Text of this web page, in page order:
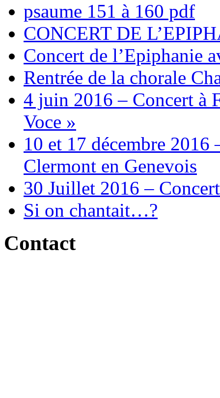
psaume 151 à 160 pdf
CONCERT DE
Concert de l’Epiphanie
Rentrée de la chorale
4 juin 2016 – Concert à
Voce »
10 et 17 décembre
Clermont en Genevois
30 Juillet 2016 –
Si on chantait…?
Contact